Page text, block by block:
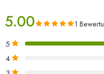
5.00 1
5
4